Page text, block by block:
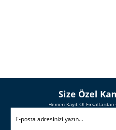
Size Özel
Hemen Kayıt Ol